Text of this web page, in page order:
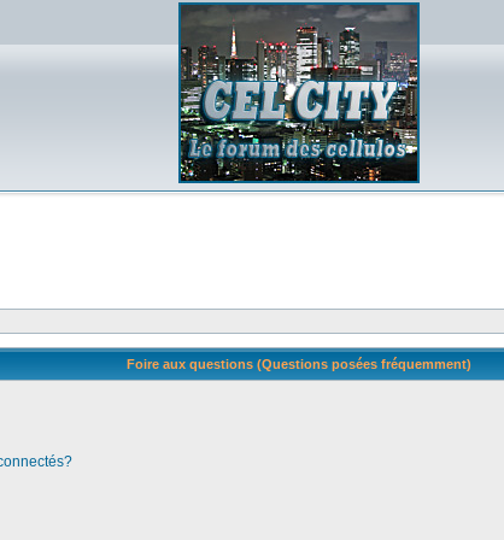
Foire aux questions (Questions posées fréquemment)